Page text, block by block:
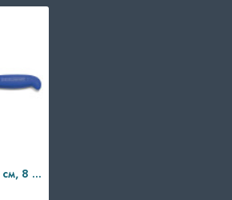
Нож прободен, 21 см, 8 2007 21, Dick